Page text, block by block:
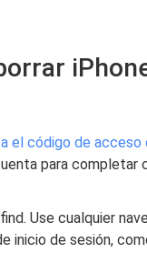
el código de acceso
para completar
Use cualquier
inicio de sesión,